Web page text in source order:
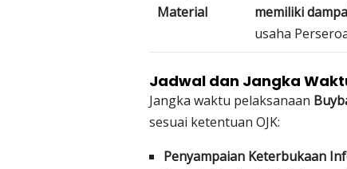
Material
memiliki
usaha
Jadwal dan Jangka
Jangka waktu pelaksanaan
sesuai ketentuan OJK:
Penyampaian Keterbukaan